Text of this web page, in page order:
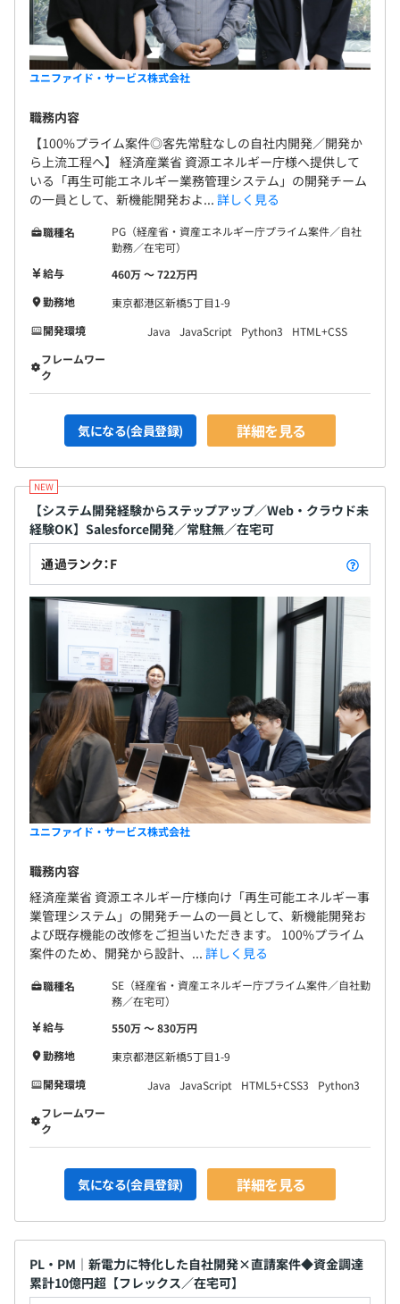
ユニファイド・サービス株式会社
職務内容
【100%プライム案件◎客先常駐なしの自社内開発／開発か
ら上流工程へ】 経済産業省 資源エネルギー庁様へ提供して
いる「再生可能エネルギー業務管理システム」の開発チーム
の一員として、新機能開発およ... 詳しく見る
職種名
PG（経産省・資産エネルギー庁プライム案件／自社
勤務／在宅可）
給与
460万 〜 722万円
勤務地
東京都港区新橋5丁目1-9
開発環境
Java JavaScript Python3
HTML+CSS
フレームワー
ク
気になる(会員登録) 詳細を見る
【システム開発経験からステップアップ／Web・クラウド未
経験OK】Salesforce開発／常駐無／在宅可
通過ランク：F
ユニファイド・サービス株式会社
職務内容
経済産業省 資源エネルギー庁様向け「再生可能エネルギー事
業管理システム」の開発チームの一員として、新機能開発お
よび既存機能の改修をご担当いただきます。 100%プライム
案件のため、開発から設計、... 詳しく見る
職種名
SE（経産省・資産エネルギー庁プライム案件／自社勤
務／在宅可）
給与
550万 〜 830万円
勤務地
東京都港区新橋5丁目1-9
開発環境
Java JavaScript HTML5+CSS3
Python3
フレームワー
ク
気になる(会員登録) 詳細を見る
PL・PM｜新電力に特化した自社開発×直請案件◆資金調達
累計10億円超【フレックス／在宅可】